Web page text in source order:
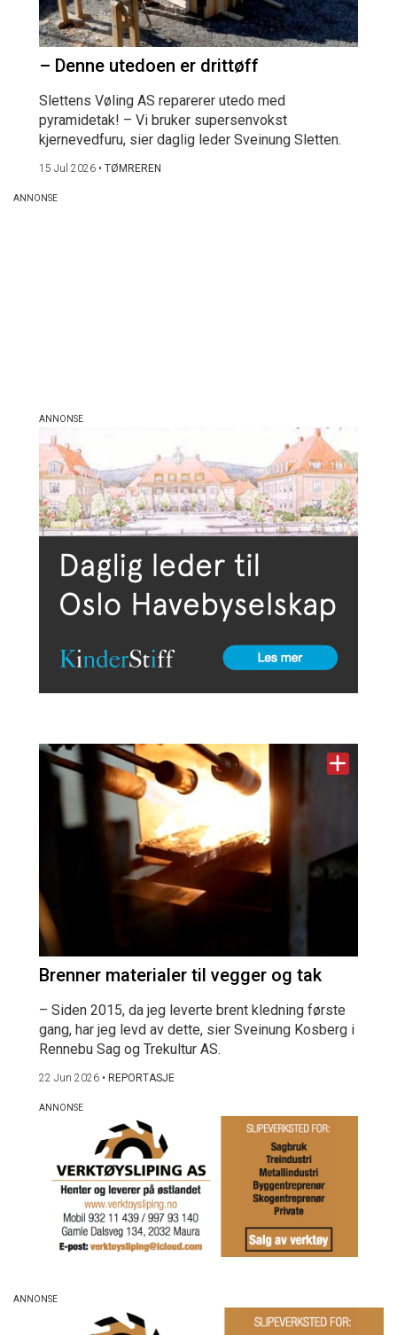
– Denne utedoen er drittøff
Slettens Vøling AS reparerer utedo med
pyramidetak! – Vi bruker supersenvokst
kjernevedfuru, sier daglig leder Sveinung Sletten.
15 Jul 2026 • TØMREREN
Brenner materialer til vegger og tak
– Siden 2015, da jeg leverte brent kledning første
gang, har jeg levd av dette, sier Sveinung Kosberg i
Rennebu Sag og Trekultur AS.
22 Jun 2026 • REPORTASJE